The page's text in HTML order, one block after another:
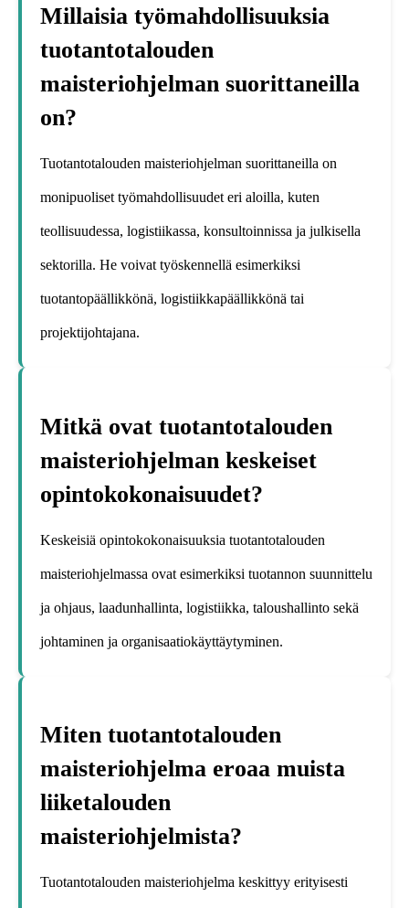
Millaisia työmahdollisuuksia
tuotantotalouden
maisteriohjelman suorittaneilla
on?
Tuotantotalouden maisteriohjelman suorittaneilla on
monipuoliset työmahdollisuudet eri aloilla, kuten
teollisuudessa, logistiikassa, konsultoinnissa ja julkisella
sektorilla. He voivat työskennellä esimerkiksi
tuotantopäällikkönä, logistiikkapäällikkönä tai
projektijohtajana.
Mitkä ovat tuotantotalouden
maisteriohjelman keskeiset
opintokokonaisuudet?
Keskeisiä opintokokonaisuuksia tuotantotalouden
maisteriohjelmassa ovat esimerkiksi tuotannon suunnittelu
ja ohjaus, laadunhallinta, logistiikka, taloushallinto sekä
johtaminen ja organisaatiokäyttäytyminen.
Miten tuotantotalouden
maisteriohjelma eroaa muista
liiketalouden
maisteriohjelmista?
Tuotantotalouden maisteriohjelma keskittyy erityisesti